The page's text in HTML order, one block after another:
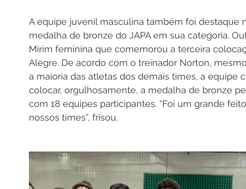
A equipe juvenil masculina também foi destaque
medalha de bronze do JAPA em sua categoria.
Mirim feminina que comemorou a terceira
Alegre. De acordo com o treinador Norton,
a maioria das atletas dos demais times, a equipe
colocar, orgulhosamente, a medalha de bronze
com 18 equipes participantes. “Foi um grande
nossos times”, frisou.